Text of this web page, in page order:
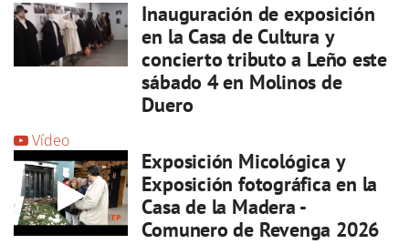
Inauguración de exposición
en la Casa de Cultura y
concierto tributo a Leño este
sábado 4 en Molinos de
Duero
Vídeo
Exposición Micológica y
Exposición fotográfica en la
Casa de la Madera -
Comunero de Revenga 2026